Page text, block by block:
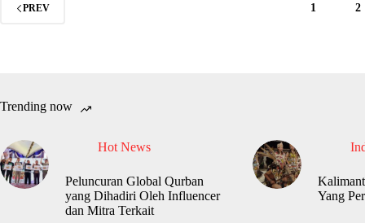
PREV 1 2
Trending now
Hot News
Peluncuran Global Qurban
yang Dihadiri Oleh Influencer
dan Mitra Terkait
Yang